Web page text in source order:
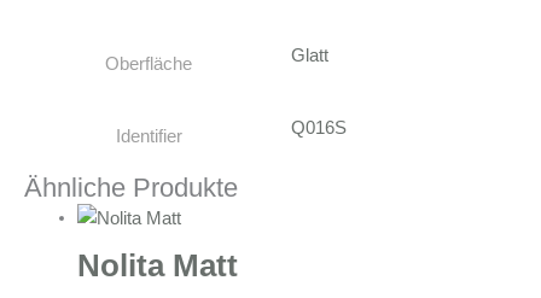
Oberfläche Glatt
Identifier Q016S
Ähnliche Produkte
Nolita Matt